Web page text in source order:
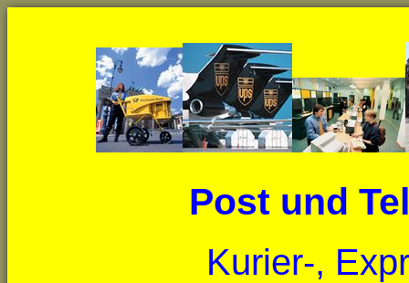
Post und
Kurier-,